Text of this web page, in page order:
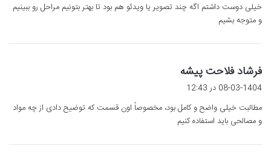
:
خیلی دوست داشتم اگه چند تصویر یا ویدئو هم بود تا بهتر بتونیم مراحل رو ببینیم
و متوجه بشیم
فرشاد فلاحت پیشه
:
08-03-1404 در 12:43
مطالبت خیلی واضح و کامل بود، مخصوصاً اون قسمت که توضیح دادی از چه مواد
و مصالحی باید استفاده کنیم